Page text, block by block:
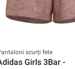
scurți fete
Girls 3Bar -